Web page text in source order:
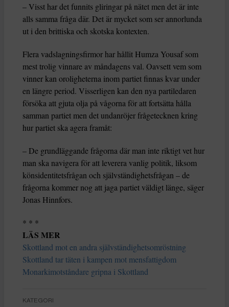
– Visst har det funnits gliringar på nätet men det är inte
alls samma fråga där. Det är mycket som ser annorlunda
ut i den brittiska och skotska kontexten.
Flera vadslagningsfirmor har hållit Humza Yousaf som
mest trolig vinnare av måndagens val. Oavsett vem som
vinner kan oroligheterna inom partiet finnas kvar under
en längre period. Visserligen kan den nya partiledaren
försöka att gjuta olja på vågorna för att fortsätta hålla
samman partiet men det undanröjer frågetecknen kring
hur partiet ska agera framåt:
– De grundläggande frågorna där man inte riktigt vet hur
man ska navigera för att leverera vanlig politik, liksom
könsidentitetsfrågan och självständighetsfrågan – de
frågorna kommer nog att jaga partiet väldigt länge, säger
Jonas Hinnfors.
* * *
LÄS MER
Skottland mot en andra självständighetsomröstning
Skottland tar täten i kampen mot mensfattigdom
Monarkimotståndare gripna i Skottland
KATEGORI